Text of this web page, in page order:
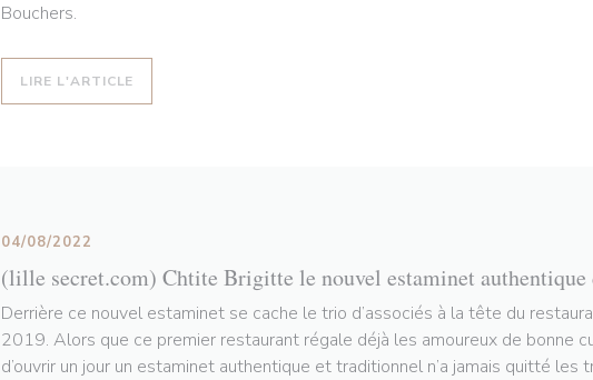
Bouchers.
LIRE L'ARTICLE
(lille secret.com) Chtite Brigitte le nouvel estaminet
04/08/2022
Derrière ce nouvel estaminet se cache le trio d’associés à la tête du
2019. Alors que ce premier restaurant régale déjà les amoureux de bonne
d’ouvrir un jour un estaminet authentique et traditionnel n’a jamais quitté les